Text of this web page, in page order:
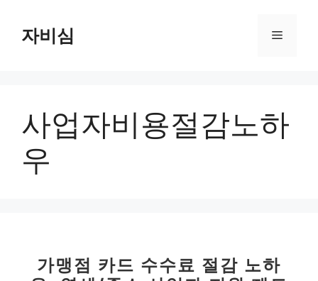
자비심 메
사업자비용절감노하
우
가맹점 카드 수수료 절감 노하